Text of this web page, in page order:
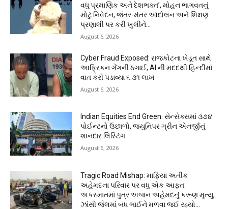
વધુ પ્રમાણિક અને દેશભક્ત’, મોહન ભાગવતનું
મોટું નિવેદન, જંતર-મંતર આંદોલન અને શિક્ષણ
પ્રણાલી પર કરી ખુલીને...
August 6, 2026
Cyber Fraud Exposed: રાજકોટના ખેડૂત સાથે
આફ્રિકન ગેંગની ઠગાઈ, AI ની મદદથી હિન્દીમાં
વાત કરી પડાવ્યા ₹૬.૩૧ લાખ
August 6, 2026
Indian Equities End Green: સેન્સેક્સમાં ૩૭૪
પોઈન્ટનો ઉછાળો, જ્યુનિપર ગ્રીન એનર્જીનું
શાનદાર લિસ્ટિંગ
August 6, 2026
Tragic Road Mishap: માફિયા અતીક
અહેમદના પરિવાર પર વધુ એક આફત:
અકસ્માતમાં પુત્ર અબાન અહેમદનું કરૂણ મૃત્યુ,
ઝાંસી જેલમાં બંધ ભાઈને મળવા જઈ રહ્યો...